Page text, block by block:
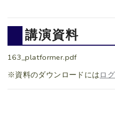
講演資料
163_platformer.pdf
※資料のダウンロードには ロ